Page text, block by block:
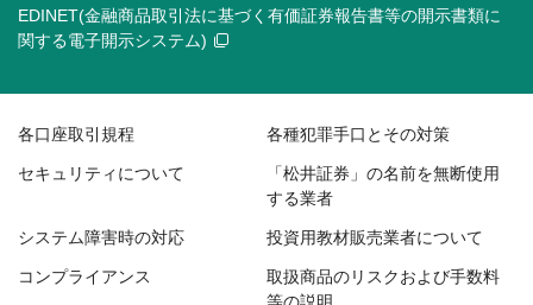
EDINET(金融商品取引法に基づく有価証券報告書等の開示書類に
関する電子開示システム)
各口座取引規程 各種犯罪手口とその対策
セキュリティについて
「松井証券」の名前を無断使用
する業者
システム障害時の対応 投資用教材販売業者について
コンプライアンス
取扱商品のリスクおよび手数料
等の説明